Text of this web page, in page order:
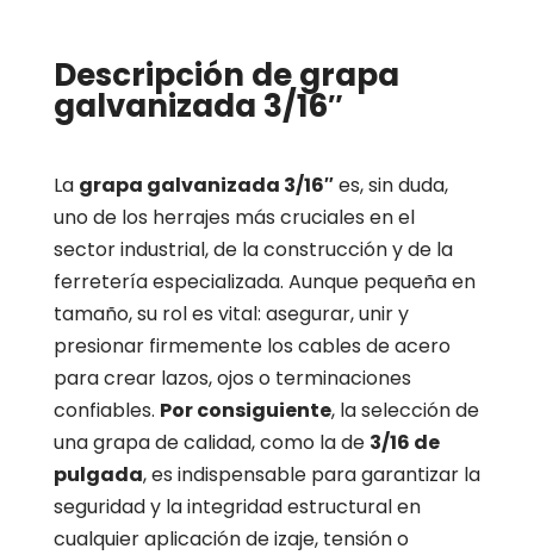
Descripción de grapa
galvanizada 3/16″
La grapa galvanizada 3/16″es, sin duda,
uno de los herrajes más cruciales en el
sector industrial, de la construcción y de la
ferretería especializada. Aunque pequeña en
tamaño, su rol es vital: asegurar, unir y
presionar firmemente los cables de acero
para crear lazos, ojos o terminaciones
confiables. Por consiguiente, la selección de
una grapa de calidad, como la de 3/16 de
pulgada, es indispensable para garantizar la
seguridad y la integridad estructural en
cualquier aplicación de izaje, tensión o